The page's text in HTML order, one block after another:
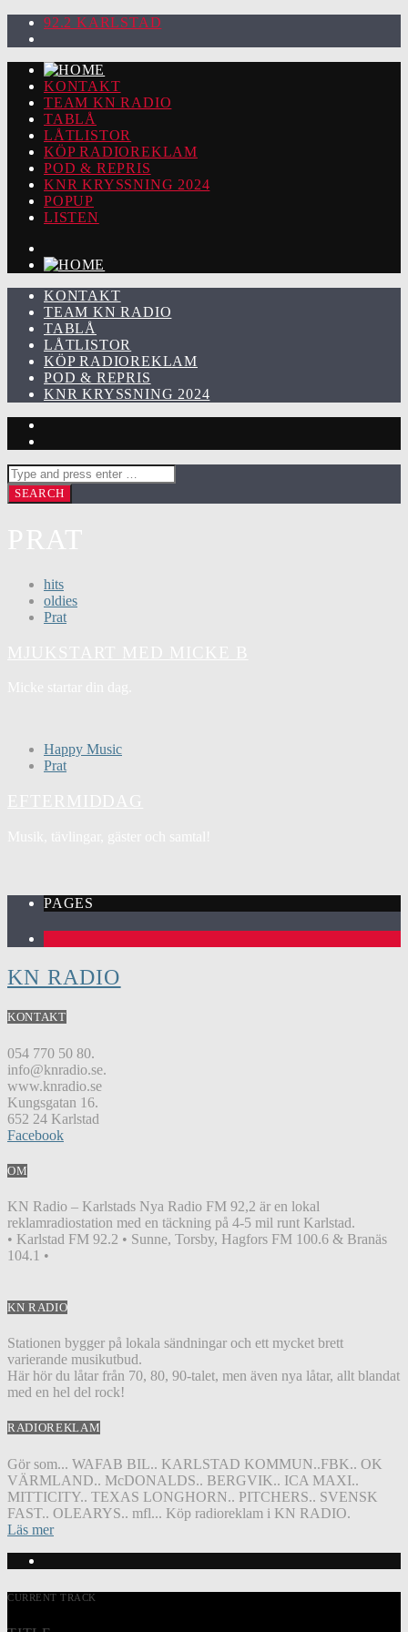
92.2 KARLSTAD
KONTAKT
TEAM KN RADIO
TABLÅ
LÅTLISTOR
KÖP RADIOREKLAM
POD & REPRIS
KNR KRYSSNING 2024
POPUP
LISTEN
KONTAKT
TEAM KN RADIO
TABLÅ
LÅTLISTOR
KÖP RADIOREKLAM
POD & REPRIS
KNR KRYSSNING 2024
hits
oldies
Prat
Happy Music
Prat
PAGES
KN RADIO
KONTAKT
054 770 50 80.
info@knradio.se.
www.knradio.se
Kungsgatan 16.
652 24 Karlstad
Facebook
OM
KN Radio – Karlstads Nya Radio FM 92,2 är en lokal
reklamradiostation med en täckning på 4-5 mil runt Karlstad.
• Karlstad FM 92.2 • Sunne, Torsby, Hagfors FM 100.6 & Branäs
104.1 •
KN RADIO
Stationen bygger på lokala sändningar och ett mycket brett
varierande musikutbud.
Här hör du låtar från 70, 80, 90-talet, men även nya låtar, allt blandat
med en hel del rock!
RADIOREKLAM
Gör som... WAFAB BIL.. KARLSTAD KOMMUN..FBK.. OK
VÄRMLAND.. McDONALDS.. BERGVIK.. ICA MAXI..
MITTICITY.. TEXAS LONGHORN.. PITCHERS.. SVENSK
FAST.. OLEARYS.. mfl... Köp radioreklam i KN RADIO.
Läs mer
CURRENT TRACK